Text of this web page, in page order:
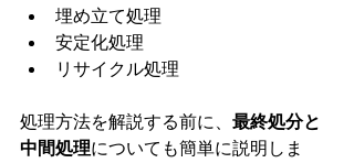
埋め立て処理
安定化処理
リサイクル処理
処理方法を解説する前に、 最終処分と
中間処理についても簡単に説明しま